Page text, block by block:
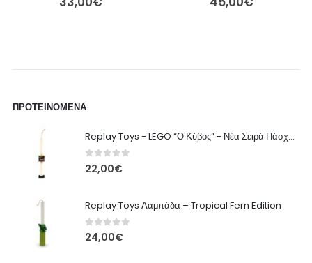
ΠΡΟΤΕΙΝΌΜΕΝΑ
Replay Toys - LEGO “Ο Κύβος” - Νέα Σειρά Πάσχα 2026 Λαμπάδα
0out of 5
22,00€
Replay Toys Λαμπάδα – Tropical Fern Edition
0 out of 5
24,00€